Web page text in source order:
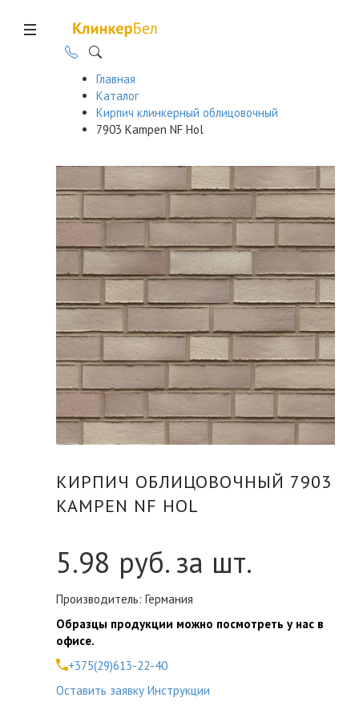
Главная
Каталог
Кирпич клинкерный облицовочный
7903 Kampen NF Hol
КИРПИЧ ОБЛИЦОВОЧНЫЙ 7903
KAMPEN NF HOL
5.98 руб. за шт.
Производитель: Германия
Образцы продукции можно посмотреть у нас в
офисе.
+375(29)613-22-40
Оставить заявку Инструкции